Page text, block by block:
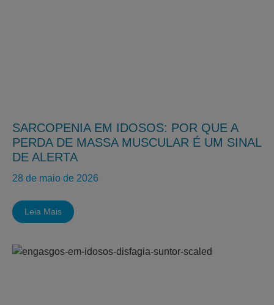
SARCOPENIA EM IDOSOS: POR QUE A
PERDA DE MASSA MUSCULAR É UM SINAL
DE ALERTA
28 de maio de 2026
Leia Mais